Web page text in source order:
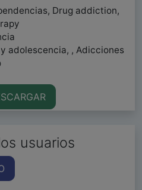
Drug addiction,
adolescencia, , Adicciones
usuarios